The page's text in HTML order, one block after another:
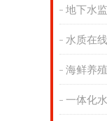
地下水
水质在
海鲜养
一体化